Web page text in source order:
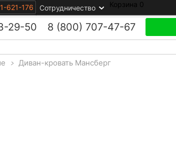
621-176 Сотрудничество Корзина 0
29-50 8 (800) 707-47-67
> Диван-кровать Мансберг